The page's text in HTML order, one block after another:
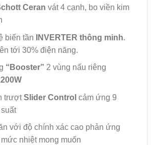
Ceran vát 4 cạnh, bo viền kim
biến tần INVERTER thông minh.
tới 30% điện năng.
“Booster” 2 vùng nấu riêng
trượtSlider Control cảm ứng 9
với độ chính xác cao phản ứng
nhiệt mong muốn